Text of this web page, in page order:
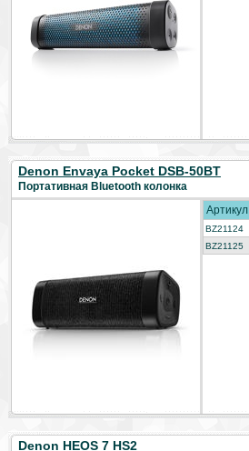
Denon Envaya Pocket DSB-50BT
Портативная Bluetooth колонка
Артикул
BZ21124
BZ21125
Denon HEOS 7 HS2